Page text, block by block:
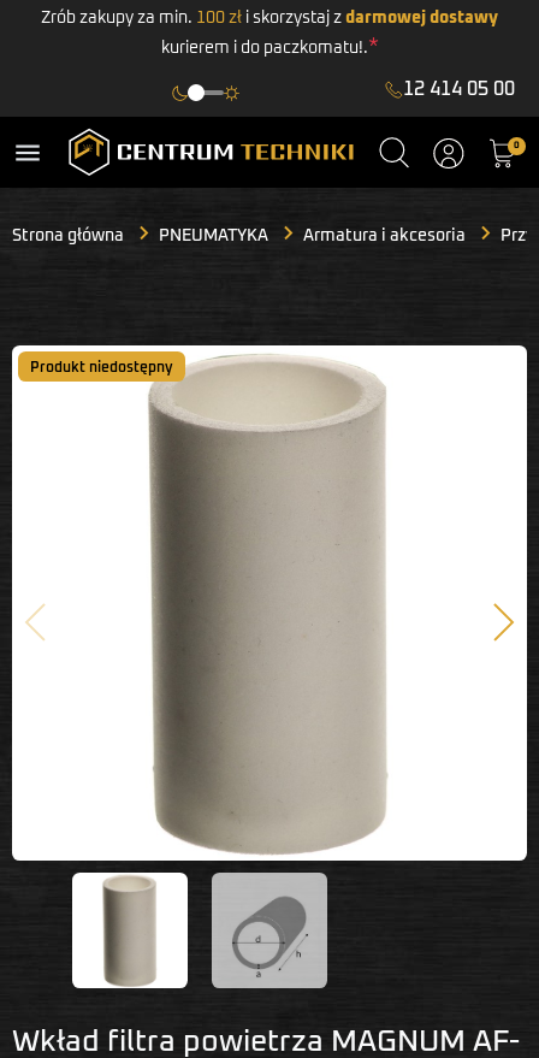
Zrób zakupy za min. 100 zł i skorzystaj z darmowej dostawy
kurierem i do paczkomatu!.*
12 414 05 00
menu 0
Strona główna PNEUMATYKA Armatura i akcesoria
Produkt niedostępny
Poprzedni
Wkład filtra powietrza MAGNUM AF-